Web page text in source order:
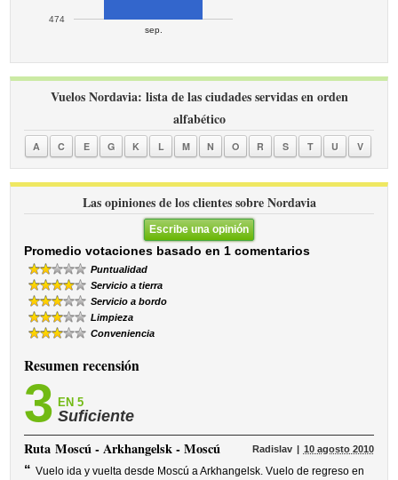
sep.
474
Vuelos Nordavia: lista de las ciudades servidas en orden
alfabético
A C E G K L M N O R S T U V
Las opiniones de los clientes sobre Nordavia
Escribe una opinión
Promedio votaciones basado en 1 comentarios
Puntualidad
Servicio a tierra
Servicio a bordo
Limpieza
Conveniencia
Resumen recensión
3 EN 5
Suficiente
RutaMoscú - Arkhangelsk - Moscú Radislav 10 agosto 2010
“ Vuelo ida y vuelta desde Moscú a Arkhangelsk. Vuelo de regreso en